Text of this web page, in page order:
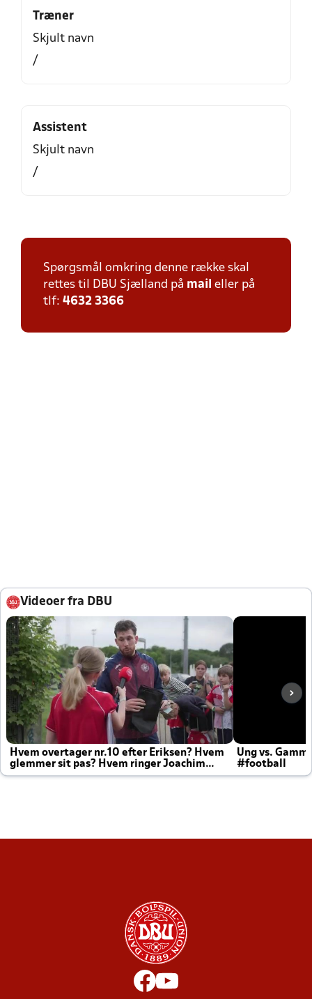
Træner
Skjult navn
/
Assistent
Skjult navn
/
Spørgsmål omkring denne række skal
rettes til DBU Sjælland på mail eller på
tlf: 4632 3366
Videoer fra DBU
Hvem overtager nr.10 efter Eriksen? Hvem
glemmer sit pas? Hvem ringer Joachim
altid til efter kampe?
Ung vs.
#football